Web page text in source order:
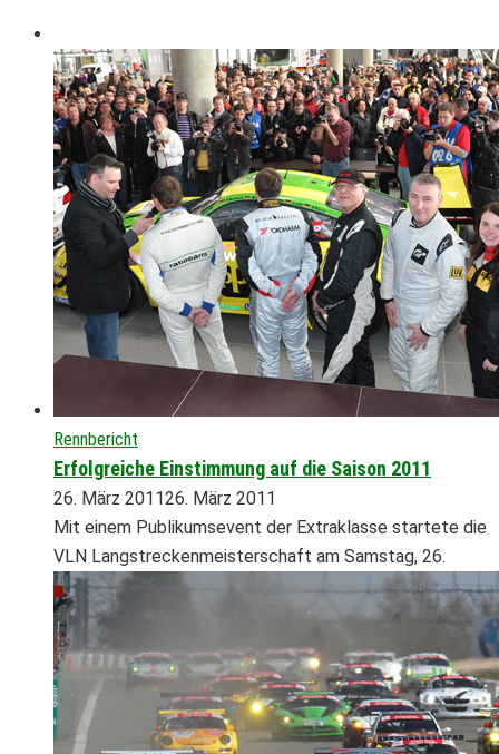
Rennbericht
Erfolgreiche Einstimmung auf die Saison 2011
26. März 201126. März 2011
Mit einem Publikumsevent der Extraklasse startete die
VLN Langstreckenmeisterschaft am Samstag, 26.